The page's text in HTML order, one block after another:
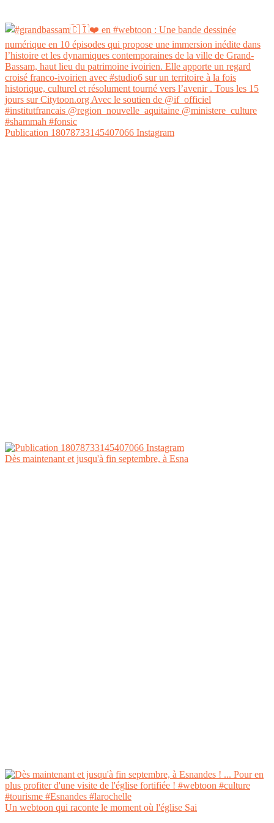
Publication 18078733145407066 Instagram
Dès maintenant et jusqu'à fin septembre, à Esna
Un webtoon qui raconte le moment où l'église Sai